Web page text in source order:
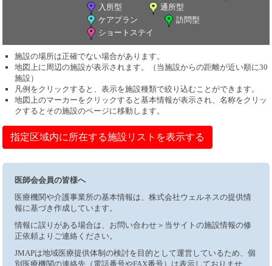
入所型
通所型
ケアプラン
訪問型
ショートステイ
施設の場所は正確でない場合があります。
地図上に周辺の施設が表示されます。（当施設からの距離が近い順に30
施設）
凡例をクリックすると、表示を施設種類で絞り込むことができます。
地図上のマーカーをクリックすると基本情報が表示され、名称をクリッ
クするとその施設のページに移動します。
指定区域内に所在する施設リストを表示する
医師会会員の皆様へ
医療機関や介護事業所の基本情報は、株式会社ウェルネスの提供情
報に基づき作成しています。
情報に誤りがある場合は、お問い合わせ＞当サイトの施設情報の修
正依頼よりご連絡ください。
JMAPは地域医療提供体制の検討を目的として運営しているため、個
別医療機関の連絡先（電話番号やFAX番号）は表示しておりませ